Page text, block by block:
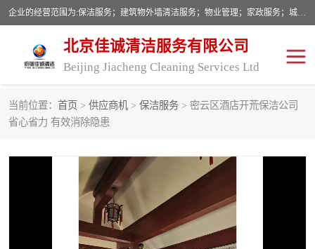
企业的经营范围为:保洁服务；建筑物外墙清洁服务；物业管理；家政服务；城市园林绿化；劳务分包；技术开发、技术转让、技术服务；销售保洁设备、卫生用品、化工产品（不含危险化学品及一类易制毒化学品）、日用品、办公设备、建筑材料、装饰材料；图文设计；清洁服务（不含餐具消毒）；中央空调维修；工程设计；施工总承包；专业承包。
北京佳诚清洁服务有限公司
Beijing Jiacheng Cleaning Services Ltd
当前位置： 首页 > 供应商机 > 保洁服务 > 密云区酒店开荒保洁公司
省心省力 有效消除隐患
外墙清洗
开荒保洁 保洁服务
建筑物外墙维修